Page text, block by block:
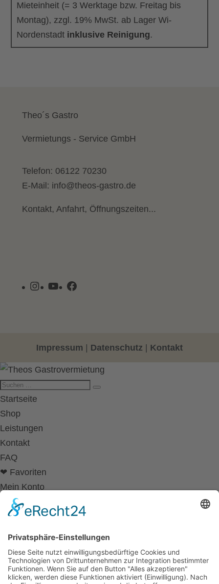
Mieteinheit (= 3 Werktage bzw. Freitag bis
Montag), zzgl. 19% MwSt. ab Lager Wi-
Nordenstadt inklusive Reinigung.
Theo´s Gastro
Vermietungs - Service GmbH
Telefon: 06122 70230
E-Mail: info@theos-gastro.de
Kontakt, Anfahrt, Öffnungszeiten...
Instagram
YouTubeFacebook
Impressum Datenschutz Kontakt
Startseite
Shop
Leistungen
Kontakt
FAQ
❤ Favoriten
Mein Konto
Betriebsferien